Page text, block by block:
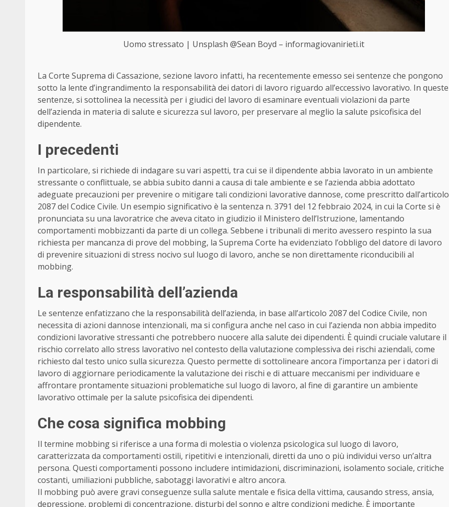
Uomo stressato | Unsplash @Sean Boyd – informagiovanirieti.it
La Corte Suprema di Cassazione, sezione lavoro infatti, ha recentemente emesso sei sentenze che pongono
sotto la lente d’ingrandimento la responsabilità dei datori di lavoro riguardo all’eccessivo lavorativo. In queste
sentenze, si sottolinea la necessità per i giudici del lavoro di esaminare eventuali violazioni da parte
dell’azienda in materia di salute e sicurezza sul lavoro, per preservare al meglio la salute psicofisica del
dipendente.
I precedenti
In particolare, si richiede di indagare su vari aspetti, tra cui se il dipendente abbia lavorato in un ambiente
stressante o conflittuale, se abbia subito danni a causa di tale ambiente e se l’azienda abbia adottato
adeguate precauzioni per prevenire o mitigare tali condizioni lavorative dannose, come prescritto dall’articolo
2087 del Codice Civile. Un esempio significativo è la sentenza n. 3791 del 12 febbraio 2024, in cui la Corte si è
pronunciata su una lavoratrice che aveva citato in giudizio il Ministero dell’Istruzione, lamentando
comportamenti mobbizzanti da parte di un collega. Sebbene i tribunali di merito avessero respinto la sua
richiesta per mancanza di prove del mobbing, la Suprema Corte ha evidenziato l’obbligo del datore di lavoro
di prevenire situazioni di stress nocivo sul luogo di lavoro, anche se non direttamente riconducibili al
mobbing.
La responsabilità dell’azienda
Le sentenze enfatizzano che la responsabilità dell’azienda, in base all’articolo 2087 del Codice Civile, non
necessita di azioni dannose intenzionali, ma si configura anche nel caso in cui l’azienda non abbia impedito
condizioni lavorative stressanti che potrebbero nuocere alla salute dei dipendenti. È quindi cruciale valutare il
rischio correlato allo stress lavorativo nel contesto della valutazione complessiva dei rischi aziendali, come
richiesto dal testo unico sulla sicurezza. Questo permette di sottolineare ancora l’importanza per i datori di
lavoro di aggiornare periodicamente la valutazione dei rischi e di attuare meccanismi per individuare e
affrontare prontamente situazioni problematiche sul luogo di lavoro, al fine di garantire un ambiente
lavorativo ottimale per la salute psicofisica dei dipendenti.
Che cosa significa mobbing
Il termine mobbing si riferisce a una forma di molestia o violenza psicologica sul luogo di lavoro,
caratterizzata da comportamenti ostili, ripetitivi e intenzionali, diretti da uno o più individui verso un’altra
persona. Questi comportamenti possono includere intimidazioni, discriminazioni, isolamento sociale, critiche
costanti, umiliazioni pubbliche, sabotaggi lavorativi e altro ancora.
Il mobbing può avere gravi conseguenze sulla salute mentale e fisica della vittima, causando stress, ansia,
depressione, problemi di concentrazione, disturbi del sonno e altre condizioni mediche. È importante